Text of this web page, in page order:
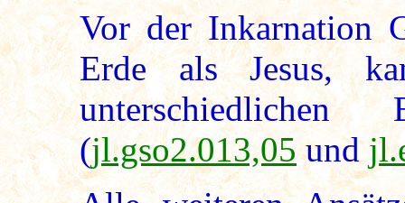
Vor der Inkarnation
Erde als Jesus,
unterschiedlichen
(jl.gso2.013,05und